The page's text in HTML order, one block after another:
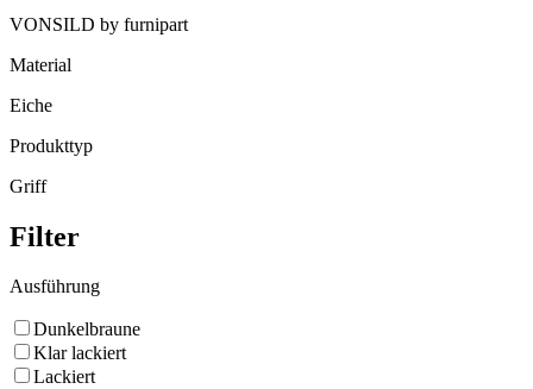
VONSILD by furnipart
Material
Eiche
Produkttyp
Griff
Filter
Ausführung
Dunkelbraune
Klar lackiert
Lackiert